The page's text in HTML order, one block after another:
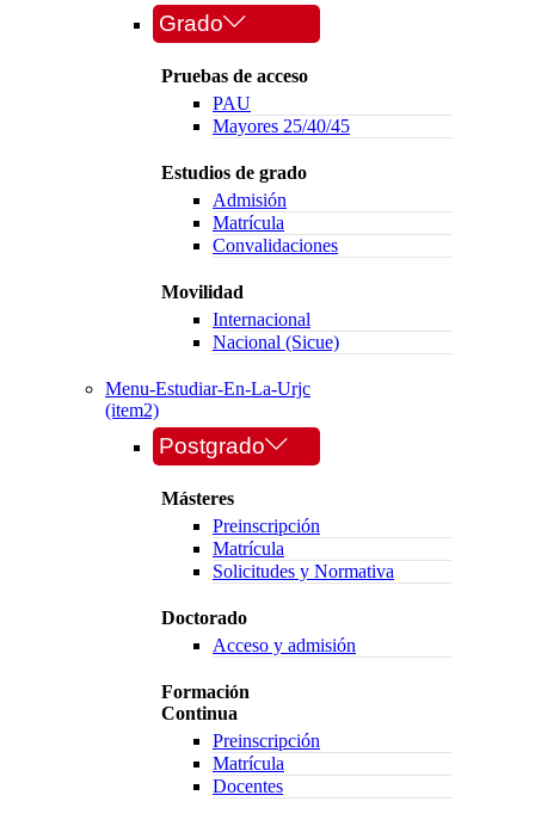
Grado
Pruebas de acceso
PAU
Mayores 25/40/45
Estudios de grado
Admisión
Matrícula
Convalidaciones
Movilidad
Internacional
Nacional (Sicue)
Menu-Estudiar-En-La-Urjc
(item2)
Postgrado
Másteres
Preinscripción
Matrícula
Solicitudes y Normativa
Doctorado
Acceso y admisión
Formación
Continua
Preinscripción
Matrícula
Docentes